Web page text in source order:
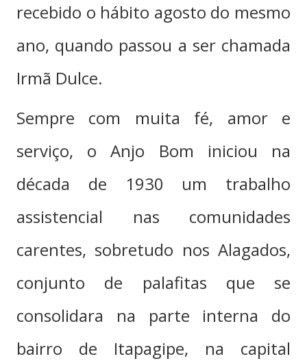
recebido o hábito agosto do mesmo
ano, quando passou a ser chamada
Irmã Dulce.
Sempre com muita fé, amor e
serviço, o Anjo Bom iniciou na
década de 1930 um trabalho
assistencial nas comunidades
carentes, sobretudo nos Alagados,
conjunto de palafitas que se
consolidara na parte interna do
bairro de Itapagipe, na capital